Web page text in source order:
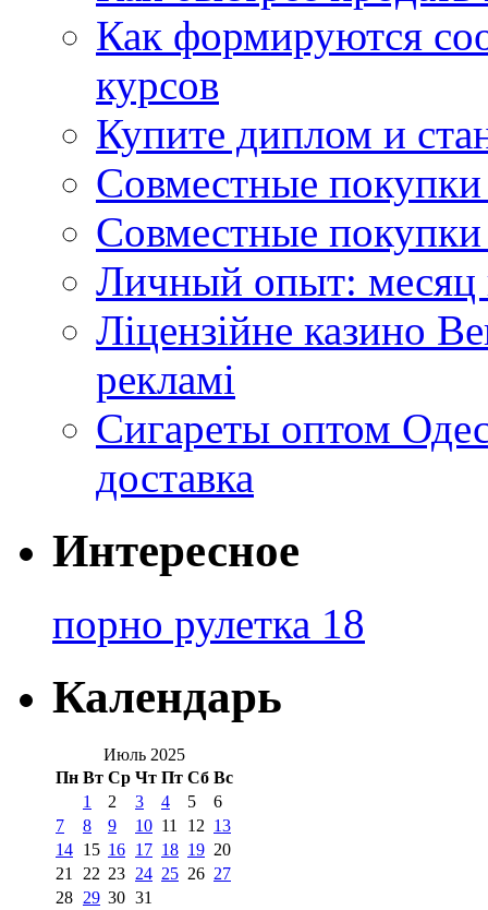
Как формируются
курсов
Купите диплом и
Совместные
Совместные покупки
Личный опыт: месяц
Ліцензійне казино
рекламі
Сигареты оптом
доставка
Интересное
порно рулетка 18
Календарь
Июль 2025
Пн Вт Ср Чт Пт Сб Вс
1 2 3 4 5
6
7
8 9 10 11 12 13
14 15 16 17 18 19 20
21
22 23 24 25 26 27
28 29 30 31